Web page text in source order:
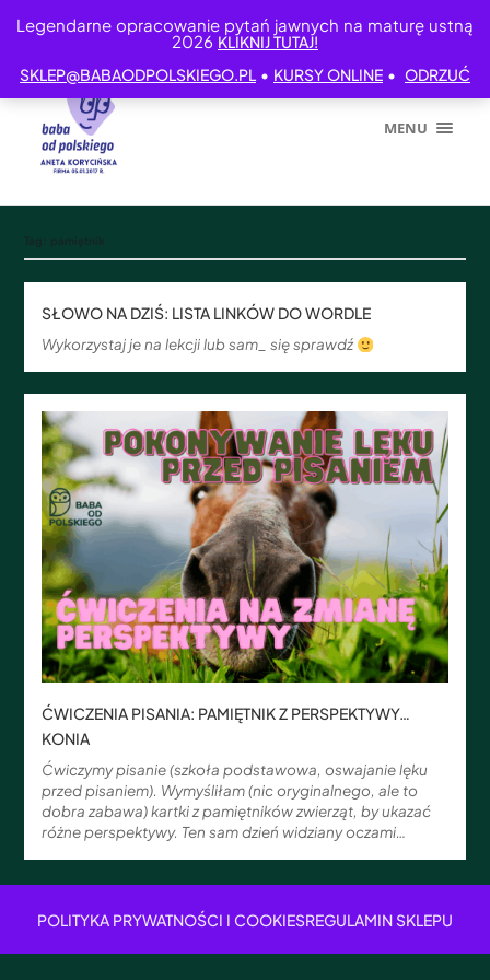
Legendarne opracowanie pytań jawnych na maturę ustną
2026 KLIKNIJ TUTAJ!
SKLEP@BABAODPOLSKIEGO.PL • KURSY ONLINE • ODRZUĆ
MENU
SŁOWO NA DZIŚ: LISTA LINKÓW DO WORDLE
Wykorzystaj je na lekcji lub sam_ się sprawdź
ĆWICZENIA PISANIA: PAMIĘTNIK Z PERSPEKTYWY…
KONIA
Ćwiczymy pisanie (szkoła podstawowa, oswajanie lęku
przed pisaniem). Wymyśliłam (nic oryginalnego, ale to
dobra zabawa) kartki z pamiętników zwierząt, by ukazać
różne perspektywy. Ten sam dzień widziany oczami…
POLITYKA PRYWATNOŚCI I COOKIESREGULAMIN SKLEPU